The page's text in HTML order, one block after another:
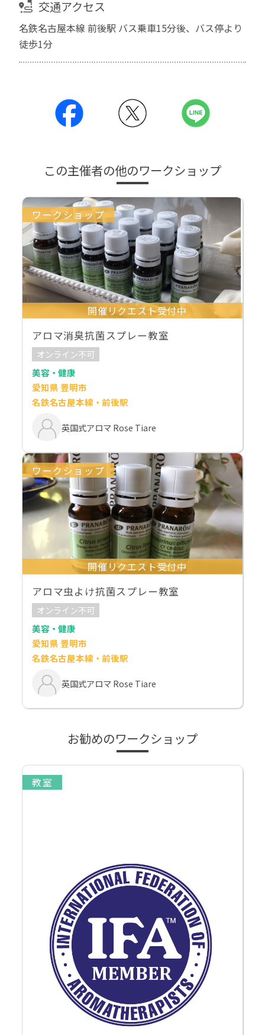
交通アクセス
名鉄名古屋本線 前後駅 バス乗車15分後、バス停より
徒歩1分
この主催者の他のワークショップ
ワークショップ
開催リクエスト受付中
アロマ消臭抗菌スプレー教室
オンライン不可
美容・健康
愛知県 豊明市
名鉄名古屋本線・前後駅
英国式アロマ Rose Tiare
ワークショップ
開催リクエスト受付中
アロマ虫よけ抗菌スプレー教室
オンライン不可
美容・健康
愛知県 豊明市
名鉄名古屋本線・前後駅
英国式アロマ Rose Tiare
お勧めのワークショップ
教室